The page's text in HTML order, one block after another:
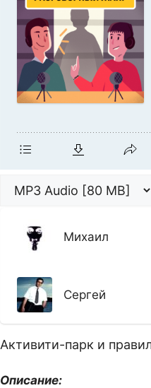
Михаил
Сергей
Активити-парк и
Описание: